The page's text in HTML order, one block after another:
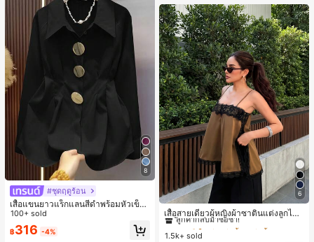
8
#ชุดฤดูร้อน
เสื้อแขนยาวแร็กแลนสีดำพร้อมหัวเข็ม
ขัดโลหะ ฤดูใบไม้ผลิ/ฤดูร้อน สไตล์โบฮีเ
มียนวินเทจ เหมาะสำหรับงานแต่งงาน
งานปาร์ตี้ การเดินทางไปทำงาน และสุ
100+ sold
฿316 -4%
6
เสื้อสายเดี่ยวผู้หญิงผ้าซาตินแต่งลูกไม้
- เสื้อสายเดี่ยวฤดูร้อนสีคากีมีรอยผ่าด้า
นข้างที่น่าดึงดูดแบบสบายๆ
#2 ขายดี
ใน สีกากี เสื้อสตรี เสื้อเบลาส์ & Tee
ลูกค้ากลับมาซื้อซ้ำ!
#2 ขายดี
ลูกค้ากลับมาซื้อซ้ำ!
#2 ขายดี
ลูกค้ากลับมาซื้อซ้ำ!
1.5k+ sold